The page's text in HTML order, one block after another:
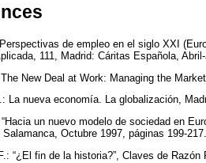
de empleo en el siglo XXI
111, Madrid: Cáritas Española,
New Deal at Work: Managing the
La nueva economía. La globalización,
un nuevo modelo de sociedad en
Salamanca, Octubre 1997, páginas 199-
“¿El fin de la historia?”, Claves de